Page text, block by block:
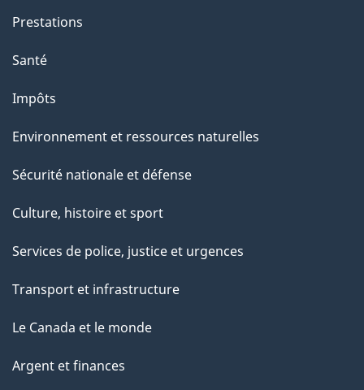
Prestations
Santé
Impôts
Environnement et ressources naturelles
Sécurité nationale et défense
Culture, histoire et sport
Services de police, justice et urgences
Transport et infrastructure
Le Canada et le monde
Argent et finances